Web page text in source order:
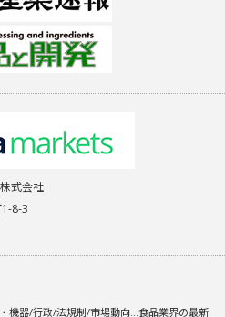
式会社
8-3
機器/行政/法規制/市場動向…食品業界の最新